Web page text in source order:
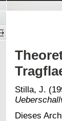
Stilla, J.
Dieses